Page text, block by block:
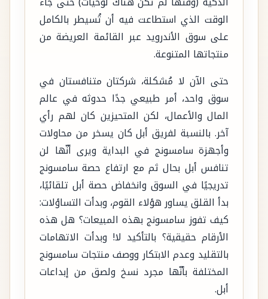
الوقت الذي استطاعت فيه أن تُسيطر بالكامل
على سوق الأندرويد عبر القائمة العريضة من
منتجاتها المتنوعة.
حتى الآن لا مُشكلة، شركتان متنافستان في
سوق واحد، أمر طبيعي جدًا حدوثه في عالم
المال والأعمال، لكن المتحيزين كان لهم رأي
آخر. بالنسبة لفريق أبل كان يسخر من محاولات
وأجهزة سامسونج في البداية ويرى أنّها لن
تنافس أبل بحال ثم مع ارتفاع حصة سامسونج
تدريجيًا في السوق وانخفاض حصة أبل تلقائيًا،
بدأ القلق يساور هؤلاء القوم، وبدأت التساؤلات:
كيف تفوز سامسونج بهذه المبيعات؟ هل هذه
الأرقام حقيقية؟ بالتأكيد لا! وبدأت الاتهامات
بالتقليد وعدم الابتكار ووصف منتجات سامسونج
المختلفة بأنّها مجرد نسخ ولصق من إبداعات
أبل.